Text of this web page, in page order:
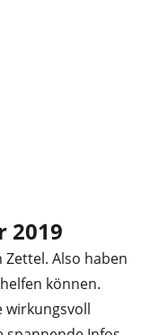
2019
Zettel. Also haben
können.
wirkungsvoll